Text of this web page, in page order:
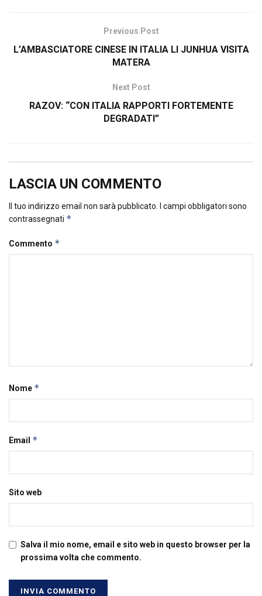
Previous Post
L’AMBASCIATORE CINESE IN ITALIA LI JUNHUA VISITA
MATERA
Next Post
RAZOV: “CON ITALIA RAPPORTI FORTEMENTE
DEGRADATI”
LASCIA UN COMMENTO
Il tuo indirizzo email non sarà pubblicato.
I campi obbligatori sono
contrassegnati *
Commento *
Nome *
Email *
Sito web
Salva il mio nome, email e sito web in questo browser per la
prossima volta che commento.